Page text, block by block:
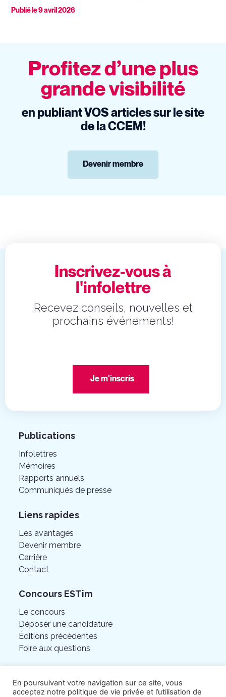
Publié le9 avril 2026
Profitez d’une plus
grande visibilité
en publiant VOS articles sur le site
de la CCEM!
Devenir membre
Inscrivez-vous à
l'infolettre
Recevez conseils, nouvelles et
prochains événements!
Je m'inscris
Publications
Infolettres
Mémoires
Rapports annuels
Communiqués de presse
Liens rapides
Les avantages
Devenir membre
Carrière
Contact
Concours ESTim
Le concours
Déposer une candidature
Éditions précédentes
Foire aux questions
En poursuivant votre navigation sur ce site, vous
acceptez notre politique de vie privée et l’utilisation de